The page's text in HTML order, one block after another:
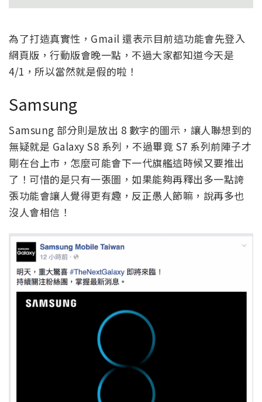
為了打造真實性，Gmail 還表示目前這功能會先登入
網頁版，行動版會晚一點，不過大家都知道今天是
4/1，所以當然就是假的啦！
Samsung
Samsung 部分則是放出 8 數字的圖示，讓人聯想到的
無疑就是 Galaxy S8 系列，不過畢竟 S7 系列前陣子才
剛在台上市，怎麼可能會下一代旗艦這時候又要推出
了！可惜的是只有一張圖，如果能夠再釋出多一點誇
張功能會讓人覺得更有趣，反正愚人節嘛，說再多也
沒人會相信！